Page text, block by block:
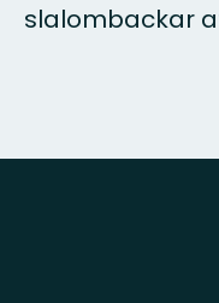
slalombackar